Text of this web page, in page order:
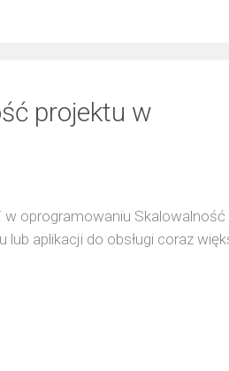
projektu w
oprogramowaniu Skalowalność
aplikacji do obsługi coraz